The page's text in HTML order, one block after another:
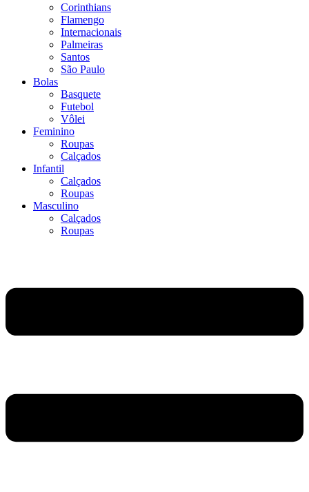
Corinthians
Flamengo
Internacionais
Palmeiras
Santos
São Paulo
Bolas
Basquete
Futebol
Vôlei
Feminino
Roupas
Calçados
Infantil
Calçados
Roupas
Masculino
Calçados
Roupas